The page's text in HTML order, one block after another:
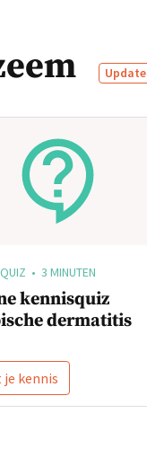
Update
• 3 MINUTEN
kennisquiz
dermatitis
je kennis